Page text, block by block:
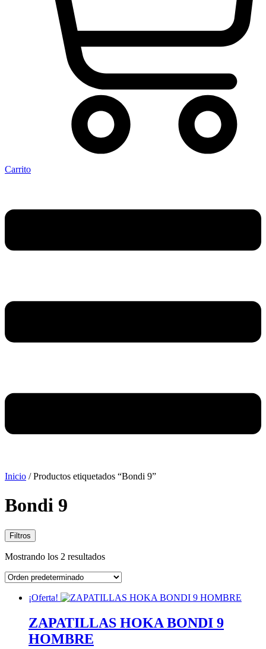
Carrito
Inicio / Productos etiquetados “Bondi 9”
Bondi 9
Filtros
Mostrando los 2 resultados
¡Oferta!
ZAPATILLAS HOKA BONDI 9
HOMBRE